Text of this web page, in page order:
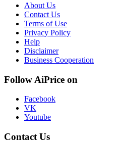
About Us
Contact Us
Terms of Use
Privacy Policy
Help
Disclaimer
Business Cooperation
Follow AiPrice on
Facebook
VK
Youtube
Contact Us